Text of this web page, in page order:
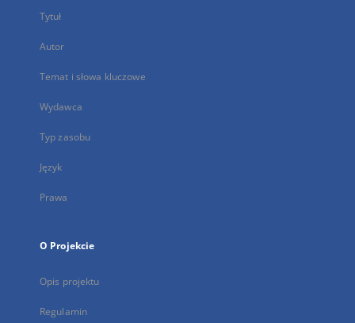
Tytuł
Autor
Temat i słowa kluczowe
Wydawca
Typ zasobu
Język
Prawa
O Projekcie
Opis projektu
Regulamin